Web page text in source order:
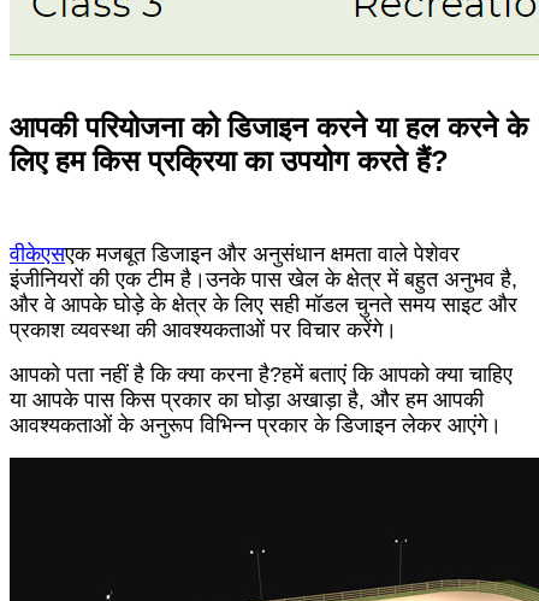
आपकी परियोजना को डिजाइन करने या हल करने के
लिए हम किस प्रक्रिया का उपयोग करते हैं?
वीकेएसएक मजबूत डिजाइन और अनुसंधान क्षमता वाले पेशेवर
इंजीनियरों की एक टीम है।उनके पास खेल के क्षेत्र में बहुत अनुभव है,
और वे आपके घोड़े के क्षेत्र के लिए सही मॉडल चुनते समय साइट और
प्रकाश व्यवस्था की आवश्यकताओं पर विचार करेंगे।
आपको पता नहीं है कि क्या करना है?हमें बताएं कि आपको क्या चाहिए
या आपके पास किस प्रकार का घोड़ा अखाड़ा है, और हम आपकी
आवश्यकताओं के अनुरूप विभिन्न प्रकार के डिजाइन लेकर आएंगे।